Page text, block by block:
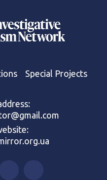
Special Projects